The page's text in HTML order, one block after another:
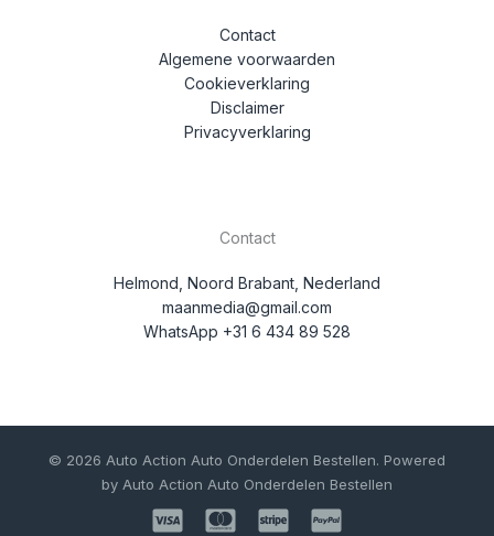
Contact
Algemene voorwaarden
Cookieverklaring
Disclaimer
Privacyverklaring
Contact
Helmond, Noord Brabant, Nederland
maanmedia@gmail.com
WhatsApp +31 6 434 89 528
© 2026 Auto Action Auto Onderdelen Bestellen. Powered
by Auto Action Auto Onderdelen Bestellen